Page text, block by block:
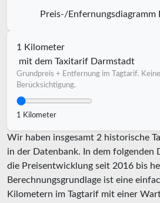
Preis-/
1 Kilometer
mit dem Taxitarif Darmstadt
Grundpreis + Entfernung im Tagtarif.
Berücksichtigung.
1 Kilometer
Wir haben insgesamt 2 historische
in der Datenbank. In dem folgenden
die Preisentwicklung seit 2016 bis
Berechnungsgrundlage ist eine
Kilometern im Tagtarif mit einer